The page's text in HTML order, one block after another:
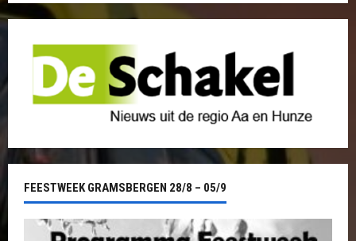
FEESTWEEK GRAMSBERGEN 28/8 – 05/9